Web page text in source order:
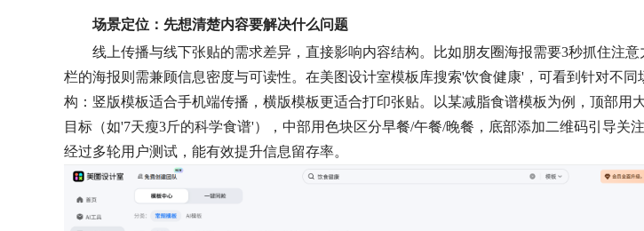
场景定位：先想清楚内容要解决什么问题
线上传播与线下张贴的需求差异，直接影响内容结构。比如朋友圈海报需要3秒抓住注
栏的海报则需兼顾信息密度与可读性。在美图设计室模板库搜索'饮食健康'，可看到针对不同
构：竖版模板适合手机端传播，横版模板更适合打印张贴。以某减脂食谱模板为例，顶部用
目标（如'7天瘦3斤的科学食谱'），中部用色块区分早餐/午餐/晚餐，底部添加二维码引导
经过多轮用户测试，能有效提升信息留存率。